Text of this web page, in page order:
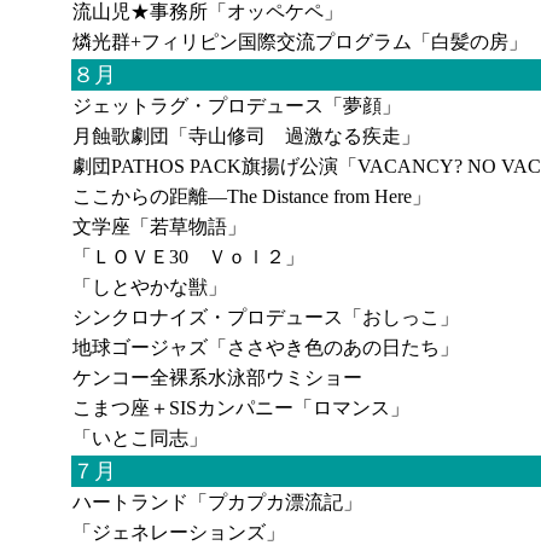
流山児★事務所「オッペケペ」
燐光群+フィリピン国際交流プログラム「白髪の房」
８月
ジェットラグ・プロデュース「夢顔」
月蝕歌劇団「寺山修司 過激なる疾走」
劇団PATHOS PACK旗揚げ公演「VACANCY? NO
ここからの距離―The Distance from Here」
文学座「若草物語」
「ＬＯＶＥ30 Ｖｏｌ２」
「しとやかな獣」
シンクロナイズ・プロデュース「おしっこ」
地球ゴージャズ「ささやき色のあの日たち」
ケンコー全裸系水泳部ウミショー
こまつ座＋SISカンパニー「ロマンス」
「いとこ同志」
７月
ハートランド「プカプカ漂流記」
「ジェネレーションズ」